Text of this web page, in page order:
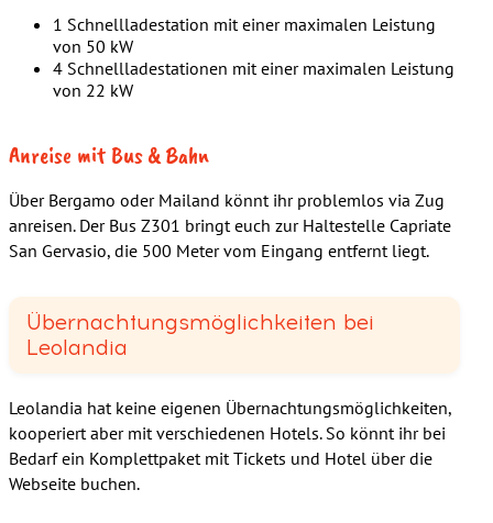
1 Schnellladestation mit einer maximalen Leistung
von 50 kW
4 Schnellladestationen mit einer maximalen Leistung
von 22 kW
Anreise mit Bus & Bahn
Über Bergamo oder Mailand könnt ihr problemlos via Zug
anreisen. Der Bus Z301 bringt euch zur Haltestelle Capriate
San Gervasio, die 500 Meter vom Eingang entfernt liegt.
Übernachtungsmöglichkeiten bei
Leolandia
Leolandia hat keine eigenen Übernachtungsmöglichkeiten,
kooperiert aber mit verschiedenen Hotels. So könnt ihr bei
Bedarf ein Komplettpaket mit Tickets und Hotel über die
Webseite buchen.